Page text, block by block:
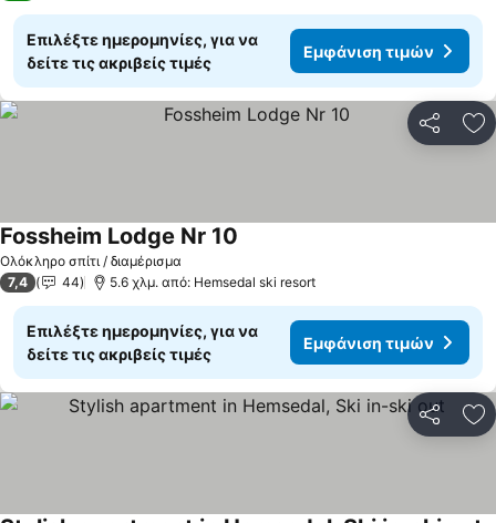
Επιλέξτε ημερομηνίες, για να
δείτε τις ακριβείς τιμές
Εμφάνιση τιμών
Ολόκληρο σπίτι / διαμέρισμα
Fossheim Lodge Nr 10
7,4 44 5.6 χλμ. από: Hemsedal ski resort
Επιλέξτε ημερομηνίες, για να
δείτε τις ακριβείς τιμές
Εμφάνιση τιμών